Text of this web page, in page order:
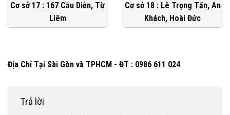
Cơ sở 17 : 167 Cầu Diễn, Từ
Liêm
Cơ sở 18 : Lê Trọng Tấn, An
Khách, Hoài Đức
Địa Chỉ Tại Sài Gòn và TPHCM - ĐT : 0986 611 024
Trả lời